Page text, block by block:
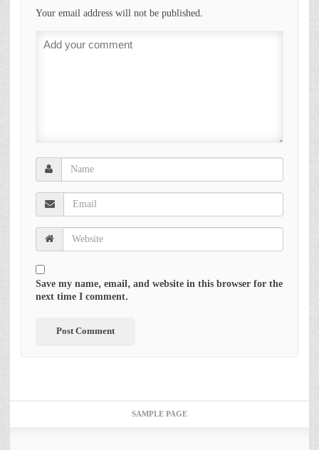
Your email address will not be published.
Save my name, email, and website in this browser for the
next time I comment.
SAMPLE PAGE